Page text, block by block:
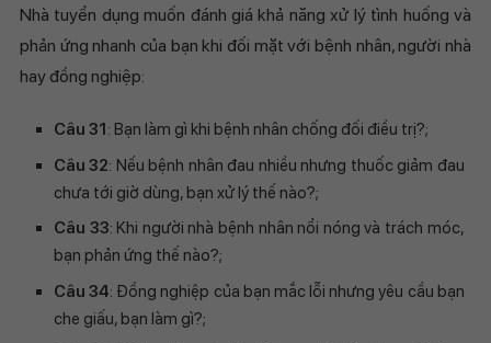
Nhà tuyển dụng muốn đánh giá khả năng xử lý tình huống và
phản ứng nhanh của bạn khi đối mặt với bệnh nhân, người nhà
hay đồng nghiệp:
Câu 31: Bạn làm gì khi bệnh nhân chống đối điều trị?;
Câu 32: Nếu bệnh nhân đau nhiều nhưng thuốc giảm đau
chưa tới giờ dùng, bạn xử lý thế nào?;
Câu 33: Khi người nhà bệnh nhân nổi nóng và trách móc,
bạn phản ứng thế nào?;
Câu 34: Đồng nghiệp của bạn mắc lỗi nhưng yêu cầu bạn
che giấu, bạn làm gì?;